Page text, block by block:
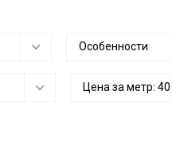
Особенности
Цена за метр: 40